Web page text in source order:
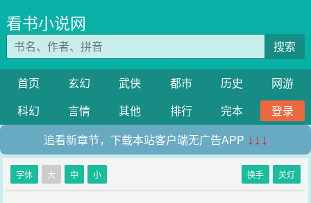
看书小说网
搜索
首页 玄幻 武侠 都市 历史
网游
科幻
言情 其他 排行 完本
登录
追看新章节，下载本站客户端无广告APP ↓↓↓
字体 大 中 小 换手 关灯